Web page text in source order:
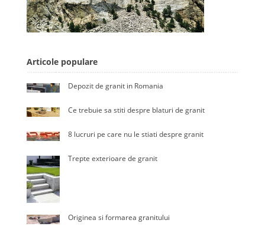
Articole populare
Depozit de granit in Romania
Ce trebuie sa stiti despre blaturi de granit
8 lucruri pe care nu le stiati despre granit
Trepte exterioare de granit
Originea si formarea granitului